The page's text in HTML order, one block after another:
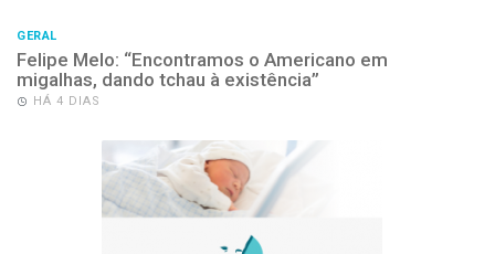
GERAL
Felipe Melo: “Encontramos o Americano em
migalhas, dando tchau à existência”
HÁ 4 DIAS